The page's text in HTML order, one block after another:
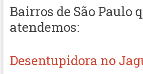
Bairros de São Paulo
atendemos:
Desentupidora no